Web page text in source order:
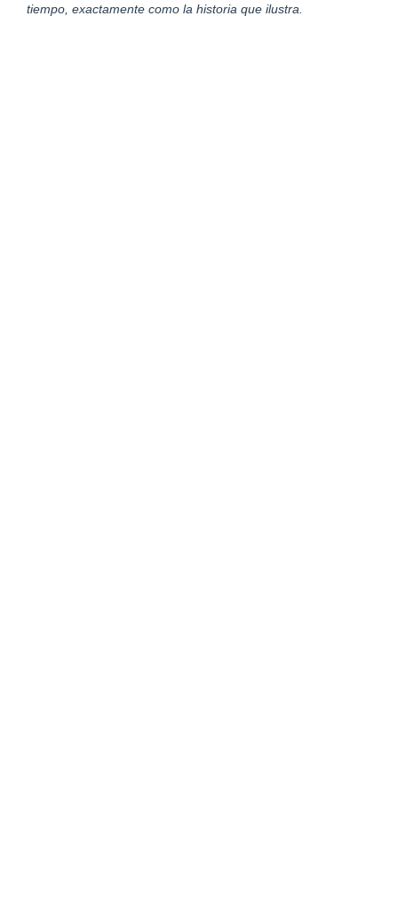
tiempo, exactamente como la historia que ilustra.